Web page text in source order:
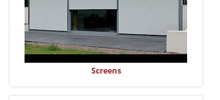
Screens